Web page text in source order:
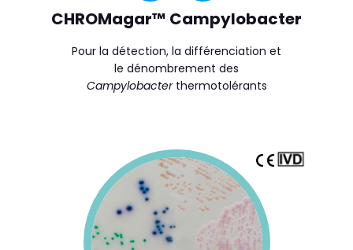
CHROMagar™ Campylobacter
Pour la détection, la différenciation et
le dénombrement des
Campylobacterthermotolérants